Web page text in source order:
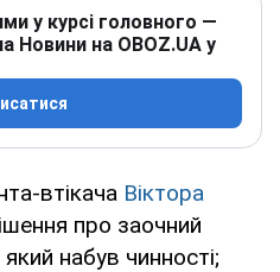
у курсі головного —
Новини на OBOZ.UA у
втікача Віктора
про заочний
набув чинності;